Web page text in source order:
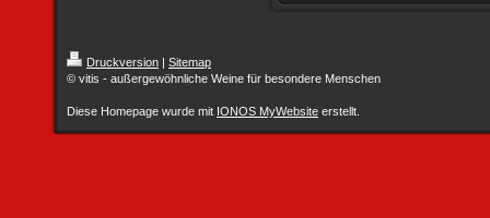
Druckversion | Sitemap
© vitis - außergewöhnliche Weine für besondere Menschen
Diese Homepage wurde mit IONOS MyWebsite erstellt.